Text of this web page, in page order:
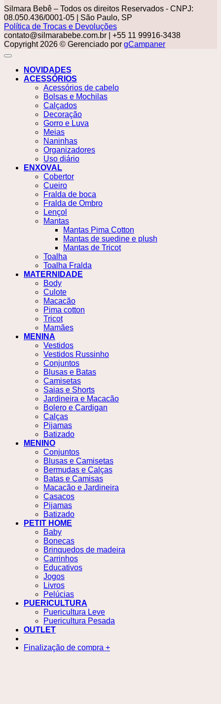
Silmara Bebê – Todos os direitos Reservados - CNPJ:
08.050.436/0001-05 | São Paulo, SP
Política de Trocas e Devoluções
contato@silmarabebe.com.br | +55 11 99916-3438
Copyright 2026 © Gerenciado por gCampaner
NOVIDADES
ACESSÓRIOS
Acessórios de cabelo
Bolsas e Mochilas
Calçados
Decoração
Gorro e Luva
Meias
Naninhas
Organizadores
Uso diário
ENXOVAL
Cobertor
Cueiro
Fralda de boca
Fralda de Ombro
Lençol
Mantas
Mantas Pima Cotton
Mantas de suedine e plush
Mantas de Tricot
Toalha
Toalha Fralda
MATERNIDADE
Body
Culote
Macacão
Pima cotton
Tricot
Mamães
MENINA
Vestidos
Vestidos Russinho
Conjuntos
Blusas e Batas
Camisetas
Saias e Shorts
Jardineira e Macacão
Bolero e Cardigan
Calças
Pijamas
Batizado
MENINO
Conjuntos
Blusas e Camisetas
Bermudas e Calças
Batas e Camisas
Macacão e Jardineira
Casacos
Pijamas
Batizado
PETIT HOME
Baby
Bonecas
Brinquedos de madeira
Carrinhos
Educativos
Jogos
Livros
Pelúcias
PUERICULTURA
Puericultura Leve
Puericultura Pesada
OUTLET
Finalização de compra +